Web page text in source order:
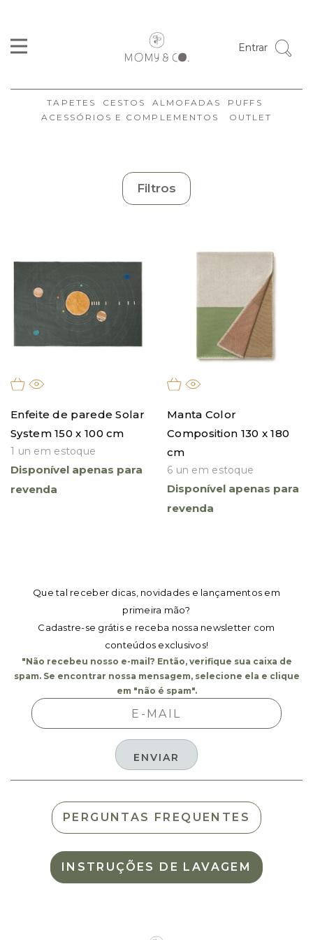
Entrar
TAPETES CESTOS ALMOFADAS
PUFFS
ACESSÓRIOS E COMPLEMENTOS
OUTLET
Cor
Formato
Coleção
Limpar
Filtros
Enfeite de parede Solar
System 150 x 100 cm
1 un em estoque
Disponível apenas para
revenda
Manta Color
Composition 130 x 180
cm
6 un em estoque
Disponível apenas para
revenda
Que tal receber dicas, novidades e lançamentos em
primeira mão?
Cadastre-se grátis e receba nossa newsletter com
conteúdos exclusivos!
"Não recebeu nosso e-mail? Então, verifique sua caixa de
spam. Se encontrar nossa mensagem, selecione ela e clique
em "não é spam".
PERGUNTAS FREQUENTES
INSTRUÇÕES DE LAVAGEM